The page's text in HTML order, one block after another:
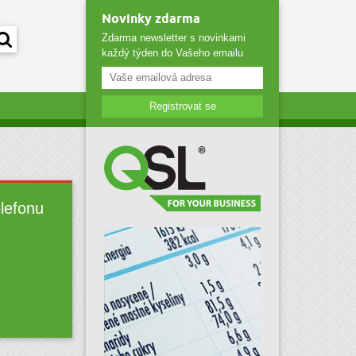
Novinky zdarma
Zdarma newsletter s novinkami
každý týden do Vašeho emailu
Registrovat se